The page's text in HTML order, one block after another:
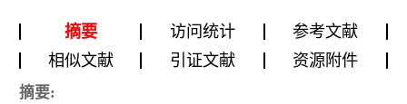
摘要 访问统计
参考文献
相似文献
引证文献 资源附件
摘要: